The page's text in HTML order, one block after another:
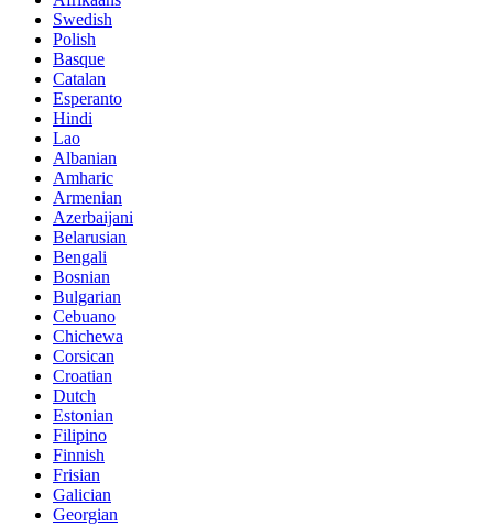
Swedish
Polish
Basque
Catalan
Esperanto
Hindi
Lao
Albanian
Amharic
Armenian
Azerbaijani
Belarusian
Bengali
Bosnian
Bulgarian
Cebuano
Chichewa
Corsican
Croatian
Dutch
Estonian
Filipino
Finnish
Frisian
Galician
Georgian